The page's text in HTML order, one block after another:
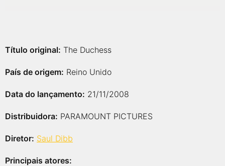
Título original: The Duchess
País de origem: Reino Unido
Data do lançamento: 21/11/2008
Distribuidora: PARAMOUNT PICTURES
Diretor: Saul Dibb
Principais atores: